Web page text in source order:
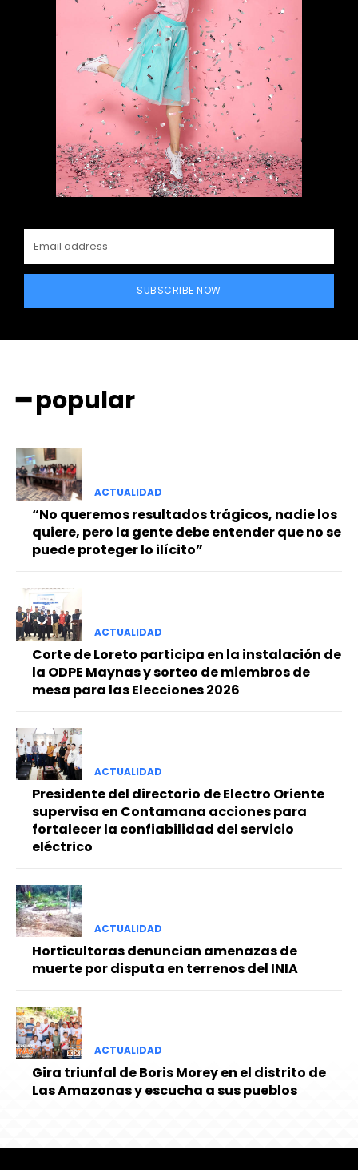
SUBSCRIBE NOW
━ popular
ACTUALIDAD
“No queremos resultados trágicos, nadie los
quiere, pero la gente debe entender que no se
puede proteger lo ilícito”
ACTUALIDAD
Corte de Loreto participa en la instalación de
la ODPE Maynas y sorteo de miembros de
mesa para las Elecciones 2026
ACTUALIDAD
Presidente del directorio de Electro Oriente
supervisa en Contamana acciones para
fortalecer la confiabilidad del servicio
eléctrico
ACTUALIDAD
Horticultoras denuncian amenazas de
muerte por disputa en terrenos del INIA
ACTUALIDAD
Gira triunfal de Boris Morey en el distrito de
Las Amazonas y escucha a sus pueblos